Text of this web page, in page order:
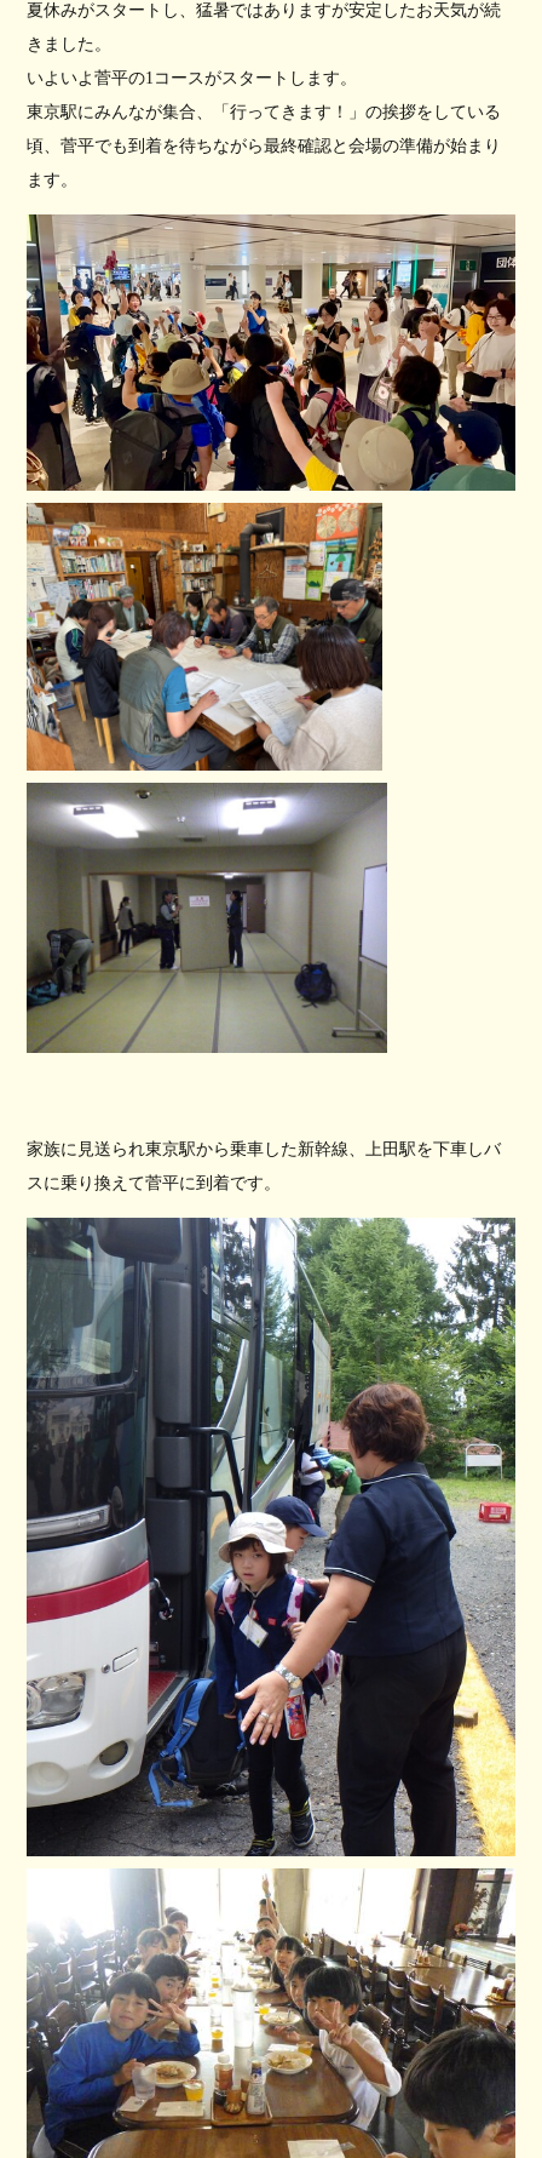
夏休みがスタートし、猛暑ではありますが安定したお天気が続
きました。
いよいよ菅平の1コースがスタートします。
東京駅にみんなが集合、「行ってきます！」の挨拶をしている
頃、菅平でも到着を待ちながら最終確認と会場の準備が始まり
ます。
家族に見送られ東京駅から乗車した新幹線、上田駅を下車しバ
スに乗り換えて菅平に到着です。